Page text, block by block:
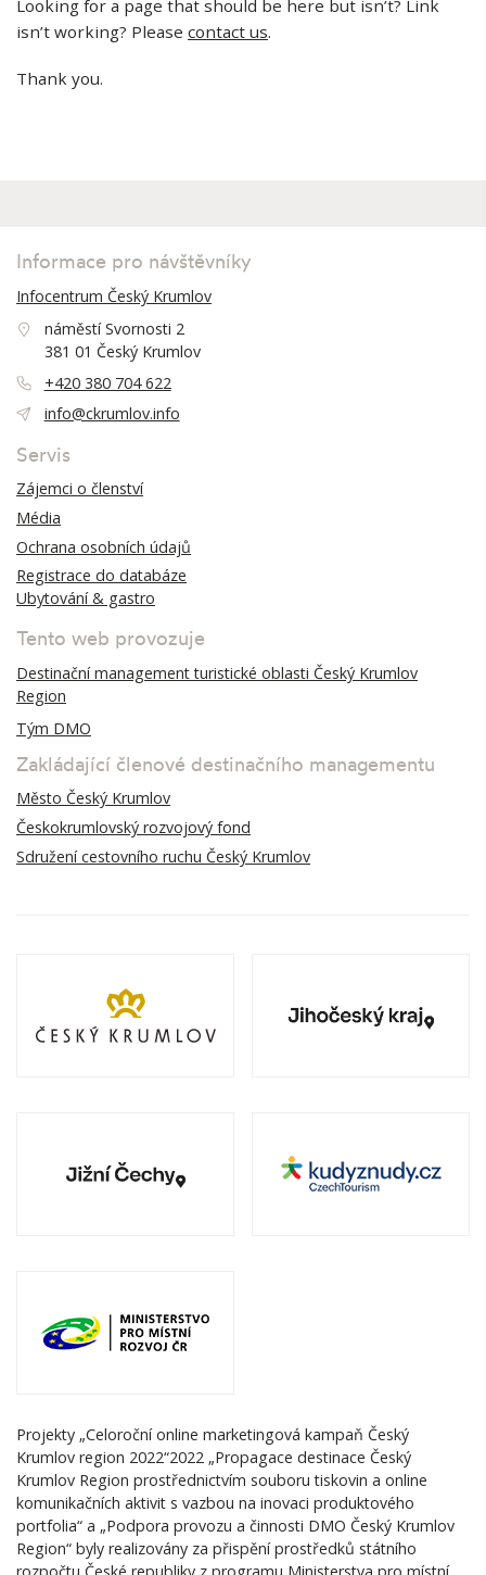
Looking for a page that should be here but isn’t? Link
isn’t working? Please contact us.
Thank you.
Informace pro návštěvníky
Infocentrum Český Krumlov
náměstí Svornosti 2
381 01 Český Krumlov
+420 380 704 622
info@ckrumlov.info
Servis
Zájemci o členství
Média
Ochrana osobních údajů
Registrace do databáze
Ubytování & gastro
Tento web provozuje
Destinační management turistické oblasti Český Krumlov
Region
Tým DMO
Zakládající členové destinačního managementu
Město Český Krumlov
Českokrumlovský rozvojový fond
Sdružení cestovního ruchu Český Krumlov
Projekty „Celoroční online marketingová kampaň Český
Krumlov region 2022“2022 „Propagace destinace Český
Krumlov Region prostřednictvím souboru tiskovin a online
komunikačních aktivit s vazbou na inovaci produktového
portfolia“ a „Podpora provozu a činnosti DMO Český Krumlov
Region“ byly realizovány za přispění prostředků státního
rozpočtu České republiky z programu Ministerstva pro místní